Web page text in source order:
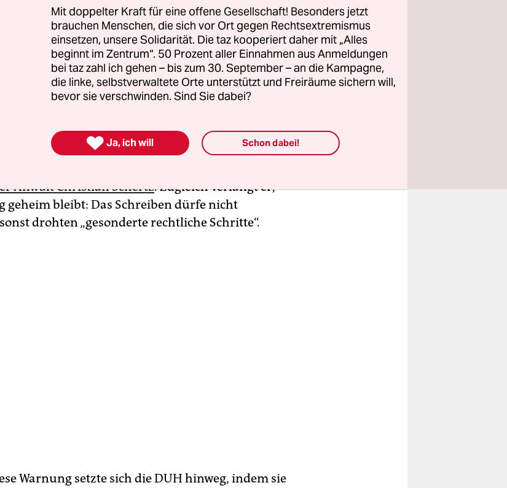
werden sollte, verließen sie mit verdecktem
Gebäude.
und BMW wollen unliebsame Berichte
im Vorfeld hatten Anwälte im Auftrag der Konzerne
gewarnt. Sollte der Verband „auch nur
werde man „mit aller gebotenen Nachhaltigkeit“
und den Verband „für jeden wirtschaftlichen
Anwalt Christian Schertz. Zugleich verlangt er,
geheim bleibt: Das Schreiben dürfe nicht
drohten „gesonderte rechtliche Schritte“.
Warnung setzte sich die DUH hinweg, indem sie
Mit doppelter Kraft für eine offene Gesellschaft! Besonders jetzt
brauchen Menschen, die sich vor Ort gegen Rechtsextremismus
einsetzen, unsere Solidarität. Die taz kooperiert daher mit „Alles
beginnt im Zentrum“. 50 Prozent aller Einnahmen aus Anmeldungen
bei taz zahl ich gehen – bis zum 30. September – an die Kampagne,
die linke, selbstverwaltete Orte unterstützt und Freiräume sichern will,
bevor sie verschwinden. Sind Sie dabei?
 Ja, ich will Schon dabei!